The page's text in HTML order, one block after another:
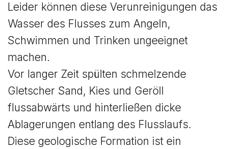
Leider können diese Verunreinigungen das
Wasser des Flusses zum Angeln,
Schwimmen und Trinken ungeeignet
machen.
Vor langer Zeit spülten schmelzende
Gletscher Sand, Kies und Geröll
flussabwärts und hinterließen dicke
Ablagerungen entlang des Flusslaufs.
Diese geologische Formation ist ein